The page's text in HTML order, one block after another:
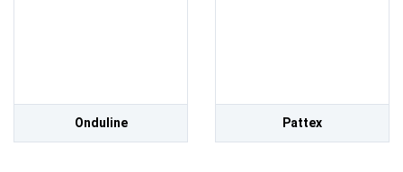
Onduline Pattex